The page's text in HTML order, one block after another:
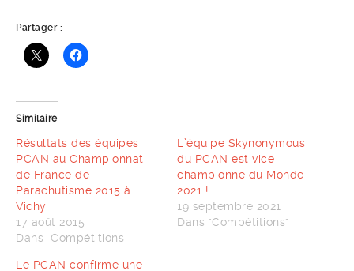
Partager :
Similaire
Résultats des équipes
PCAN au Championnat
de France de
Parachutisme 2015 à
Vichy
17 août 2015
Dans "Compétitions"
L’équipe Skynonymous
du PCAN est vice-
championne du Monde
2021 !
19 septembre 2021
Dans "Compétitions"
Le PCAN confirme une